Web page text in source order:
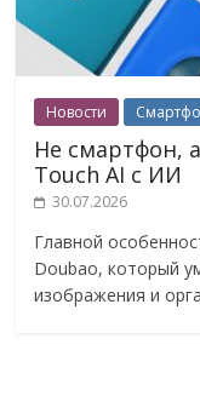
Новости
Не смартфон,
Touch AI с ИИ
30.07.2026
Главной
Doubao, который
изображения и